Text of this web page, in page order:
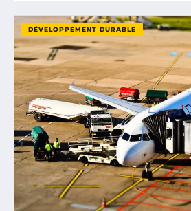
DÉVELOPPEMENT DURABLE